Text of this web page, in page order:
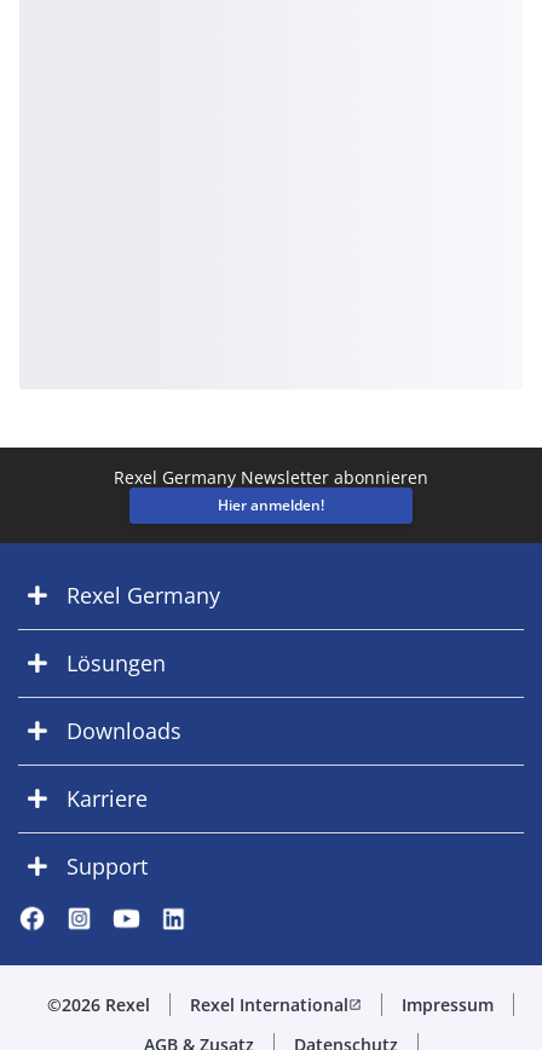
Rexel Germany Newsletter abonnieren
Hier anmelden!
Rexel Germany
Lösungen
Downloads
Karriere
Support
©2026 Rexel Rexel Internationalopen_in_new
Impressum
AGB & Zusatz
Datenschutz